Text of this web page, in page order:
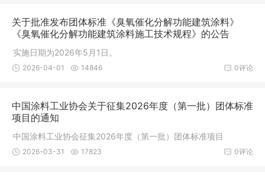
关于批准发布团体标准《臭氧催化分解功能建筑涂料》
《臭氧催化分解功能建筑涂料施工技术规程》的公告
实施日期为2026年5月1日。
0评论
2026-04-01 14846
中国涂料工业协会关于征集2026年度（第一批）团体标准
项目的通知
中国涂料工业协会征集2026年度（第一批）团体标准项目
0评论
2026-03-31 17823